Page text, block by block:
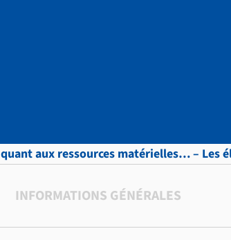
aux ressources matérielles… – Les
INFORMATIONS GÉNÉRALES